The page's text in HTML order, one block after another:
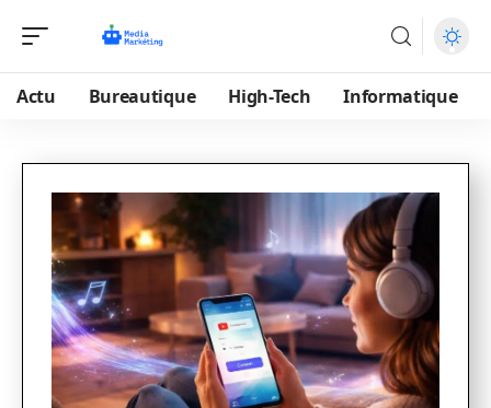
Actu Bureautique High-Tech Informatique